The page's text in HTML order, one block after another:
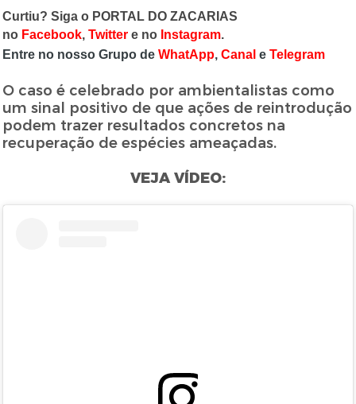
Curtiu? Siga o PORTAL DO ZACARIAS
no Facebook,Twitter e no Instagram.
Entre no nosso Grupo deWhatApp,Canal eTelegram
O caso é celebrado por ambientalistas como
um sinal positivo de que ações de reintrodução
podem trazer resultados concretos na
recuperação de espécies ameaçadas.
VEJA VÍDEO: